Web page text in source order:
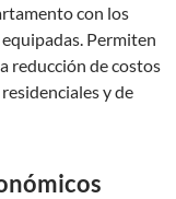
con los
Permiten
reducción de costos
y de